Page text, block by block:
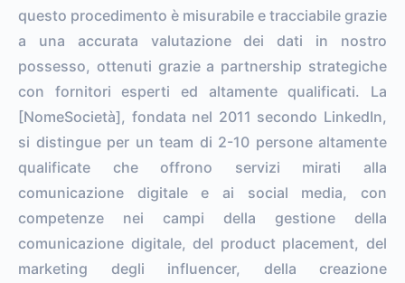
questo procedimento è misurabile e tracciabile grazie
a una accurata valutazione dei dati in nostro
possesso, ottenuti grazie a partnership strategiche
con fornitori esperti ed altamente qualificati. La
[NomeSocietà], fondata nel 2011 secondo LinkedIn,
si distingue per un team di 2-10 persone altamente
qualificate che offrono servizi mirati alla
comunicazione digitale e ai social media, con
competenze nei campi della gestione della
comunicazione digitale, del product placement, del
marketing degli influencer, della creazione